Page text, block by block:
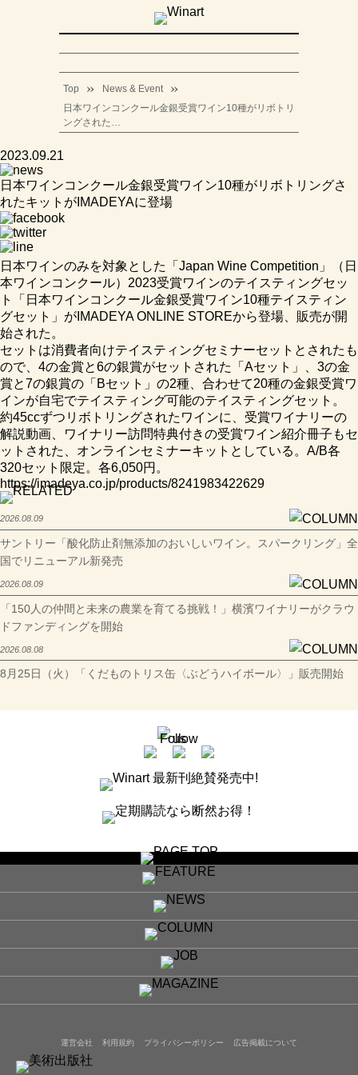
Top
News & Event
日本ワインコンクール金銀受賞ワイン10種がリボトリ
ングされた…
2023.09.21
日本ワインコンクール金銀受賞ワイン10種がリボトリングさ
れたキットがIMADEYAに登場
日本ワインのみを対象とした「Japan Wine Competition」（日
本ワインコンクール）2023受賞ワインのテイスティングセッ
ト「日本ワインコンクール金銀受賞ワイン10種テイスティン
グセット」がIMADEYA ONLINE STOREから登場、販売が開
始された。
セットは消費者向けテイスティングセミナーセットとされたも
ので、4の金賞と6の銀賞がセットされた「Aセット」、3の金
賞と7の銀賞の「Bセット」の2種、合わせて20種の金銀受賞ワ
インが自宅でテイスティング可能のテイスティングセット。
約45ccずつリボトリングされたワインに、受賞ワイナリーの
解説動画、ワイナリー訪問特典付きの受賞ワイン紹介冊子もセ
ットされた、オンラインセミナーキットとしている。A/B各
320セット限定。各6,050円。
https://imadeya.co.jp/products/8241983422629
2026.08.09
サントリー「酸化防止剤無添加のおいしいワイン。スパークリング」全
国でリニューアル新発売
2026.08.09
「150人の仲間と未来の農業を育てる挑戦！」横濱ワイナリーがクラウ
ドファンディングを開始
2026.08.08
8月25日（火）「くだものトリス缶〈ぶどうハイボール〉」販売開始
運営会社 利用規約 プライバシーポリシー 広告掲載について